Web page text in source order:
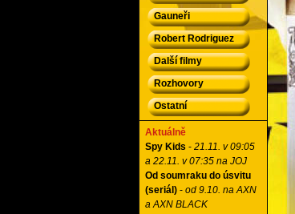
Gauneři
Robert Rodriguez
Další filmy
Rozhovory
Ostatní
Aktuálně
Spy Kids - 21.11. v 09:05
a 22.11. v 07:35 na JOJ
Od soumraku do úsvitu
(seriál)- od 9.10. na AXN
a AXN BLACK